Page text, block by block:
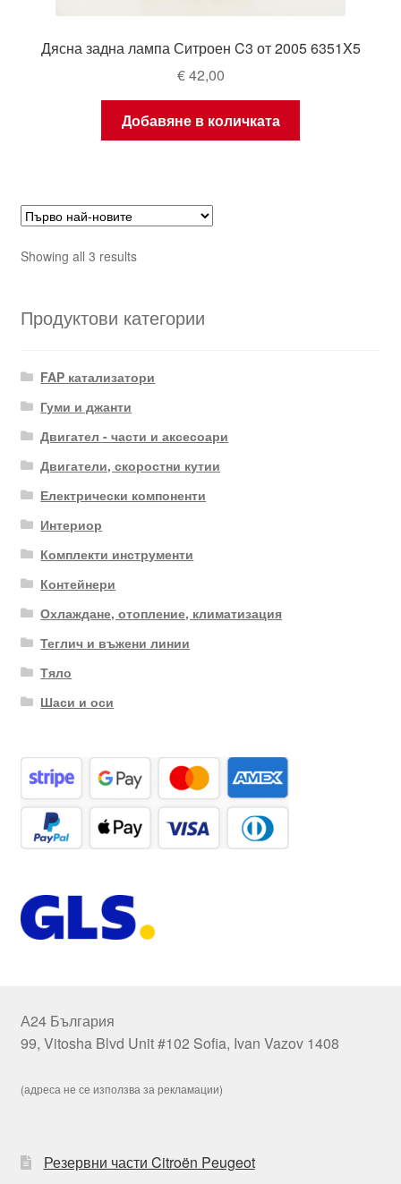
Дясна задна лампа Ситроен C3 от 2005 6351X5
€42,00
Добавяне в количката
Showing all 3 resultsSorted
Продуктови категории
FAP катализатори
Гуми и джанти
Двигател - части и аксесоари
Двигатели, скоростни кутии
Електрически компоненти
Интериор
Комплекти инструменти
Контейнери
Охлаждане, отопление, климатизация
Теглич и въжени линии
Тяло
Шаси и оси
А24 България
99, Vitosha Blvd Unit #102 Sofia, Ivan Vazov 1408
(адреса не се използва за рекламации)
Резервни части Citroën Peugeot